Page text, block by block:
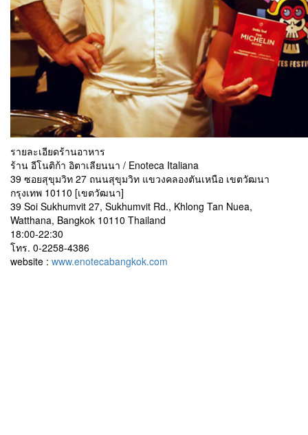
รายละเอียดร้านอาหาร
ร้าน อีโนติก้า อิตาเลียนนา / Enoteca Italiana
39 ซอยสุขุมวิท 27 ถนนสุขุมวิท แขวงคลองตันเหนือ เขตวัฒนา
กรุงเทพ 10110 [เขตวัฒนา]
39 Soi Sukhumvit 27, Sukhumvit Rd., Khlong Tan Nuea,
Watthana, Bangkok 10110 Thailand
18:00-22:30
โทร. 0-2258-4386
website : www.enotecabangkok.com